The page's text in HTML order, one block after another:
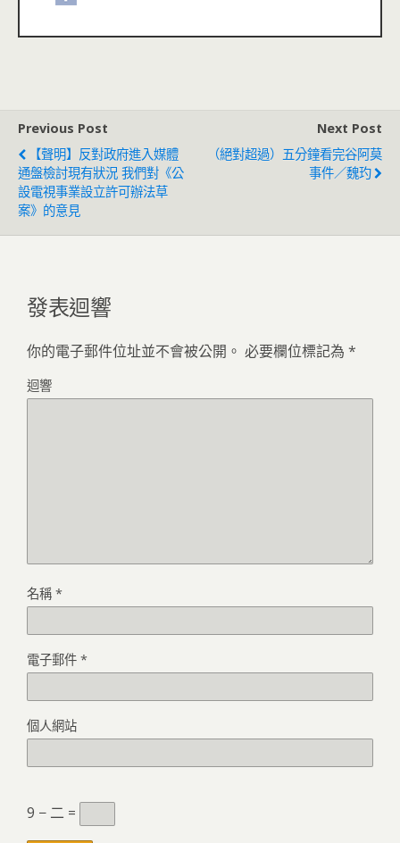
Previous Post
【聲明】反對政府進入媒體
通盤檢討現有狀況 我們對《公
設電視事業設立許可辦法草
案》的意見
Next Post
（絕對超過）五分鐘看完谷阿莫
事件／魏玓
發表迴響
你的電子郵件位址並不會被公開。 必要欄位標記為 *
迴響
名稱 *
電子郵件 *
個人網站
9 − 二 =